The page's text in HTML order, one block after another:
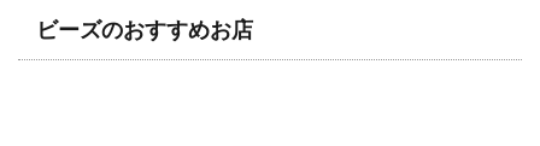
ビーズのおすすめお店